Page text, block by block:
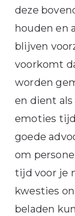
deze
houden en
blijven
voorkomt
worden
en dient
emoties
goede
om
tijd voor je
kwesties
beladen